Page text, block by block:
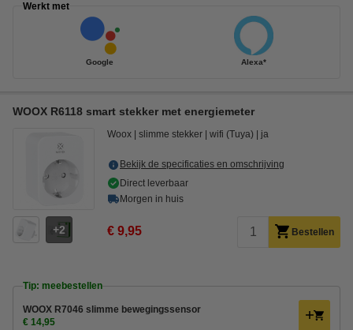
Werkt met
Google Alexa*
WOOX R6118 smart stekker met energiemeter
2
Woox slimme stekker wifi (Tuya) ja
Bekijk de specificaties en omschrijving
Direct leverbaar
Morgen in huis
€ 9,95 Bestellen
Tip: meebestellen
WOOX R7046 slimme bewegingssensor
€ 14,95